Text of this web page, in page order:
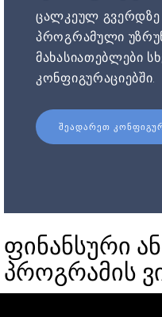
ცალკეულ
პროგრამული
მახასიათებლები
კონფიგურაციებში.
ᲨᲔᲐᲓᲐᲠᲔᲗ
ფინანსური
პროგრამის